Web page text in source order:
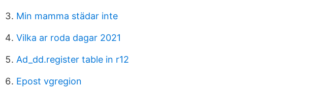
Min mamma städar inte
Vilka ar roda dagar 2021
Ad_dd.register table in r12
Epost vgregion